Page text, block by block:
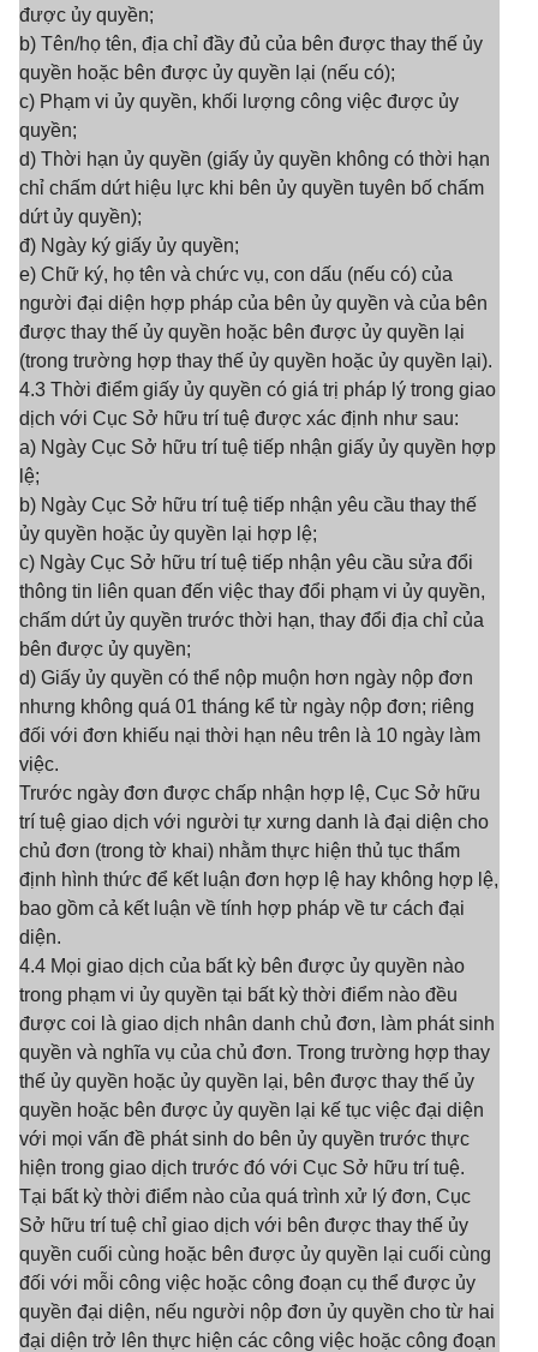
được ủy quyền;
b) Tên/họ tên, địa chỉ đầy đủ của bên được thay thế ủy
quyền hoặc bên được ủy quyền lại (nếu có);
c) Phạm vi ủy quyền, khối lượng công việc được ủy
quyền;
d) Thời hạn ủy quyền (giấy ủy quyền không có thời hạn
chỉ chấm dứt hiệu lực khi bên ủy quyền tuyên bố chấm
dứt ủy quyền);
đ) Ngày ký giấy ủy quyền;
e) Chữ ký, họ tên và chức vụ, con dấu (nếu có) của
người đại diện hợp pháp của bên ủy quyền và của bên
được thay thế ủy quyền hoặc bên được ủy quyền lại
(trong trường hợp thay thế ủy quyền hoặc ủy quyền lại).
4.3 Thời điểm giấy ủy quyền có giá trị pháp lý trong giao
dịch với Cục Sở hữu trí tuệ được xác định như sau:
a) Ngày Cục Sở hữu trí tuệ tiếp nhận giấy ủy quyền hợp
lệ;
b) Ngày Cục Sở hữu trí tuệ tiếp nhận yêu cầu thay thế
ủy quyền hoặc ủy quyền lại hợp lệ;
c) Ngày Cục Sở hữu trí tuệ tiếp nhận yêu cầu sửa đổi
thông tin liên quan đến việc thay đổi phạm vi ủy quyền,
chấm dứt ủy quyền trước thời hạn, thay đổi địa chỉ của
bên được ủy quyền;
d) Giấy ủy quyền có thể nộp muộn hơn ngày nộp đơn
nhưng không quá 01 tháng kể từ ngày nộp đơn; riêng
đối với đơn khiếu nại thời hạn nêu trên là 10 ngày làm
việc.
Trước ngày đơn được chấp nhận hợp lệ, Cục Sở hữu
trí tuệ giao dịch với người tự xưng danh là đại diện cho
chủ đơn (trong tờ khai) nhằm thực hiện thủ tục thẩm
định hình thức để kết luận đơn hợp lệ hay không hợp lệ,
bao gồm cả kết luận về tính hợp pháp về tư cách đại
diện.
4.4 Mọi giao dịch của bất kỳ bên được ủy quyền nào
trong phạm vi ủy quyền tại bất kỳ thời điểm nào đều
được coi là giao dịch nhân danh chủ đơn, làm phát sinh
quyền và nghĩa vụ của chủ đơn. Trong trường hợp thay
thế ủy quyền hoặc ủy quyền lại, bên được thay thế ủy
quyền hoặc bên được ủy quyền lại kế tục việc đại diện
với mọi vấn đề phát sinh do bên ủy quyền trước thực
hiện trong giao dịch trước đó với Cục Sở hữu trí tuệ.
Tại bất kỳ thời điểm nào của quá trình xử lý đơn, Cục
Sở hữu trí tuệ chỉ giao dịch với bên được thay thế ủy
quyền cuối cùng hoặc bên được ủy quyền lại cuối cùng
đối với mỗi công việc hoặc công đoạn cụ thể được ủy
quyền đại diện, nếu người nộp đơn ủy quyền cho từ hai
đại diện trở lên thực hiện các công việc hoặc công đoạn